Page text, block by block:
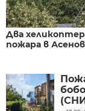
Два
пожара в